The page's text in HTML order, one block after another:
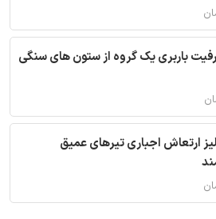
باربری یک گروه از ستون های سنگی
ارتعاش اجباری تیرهای عمیق